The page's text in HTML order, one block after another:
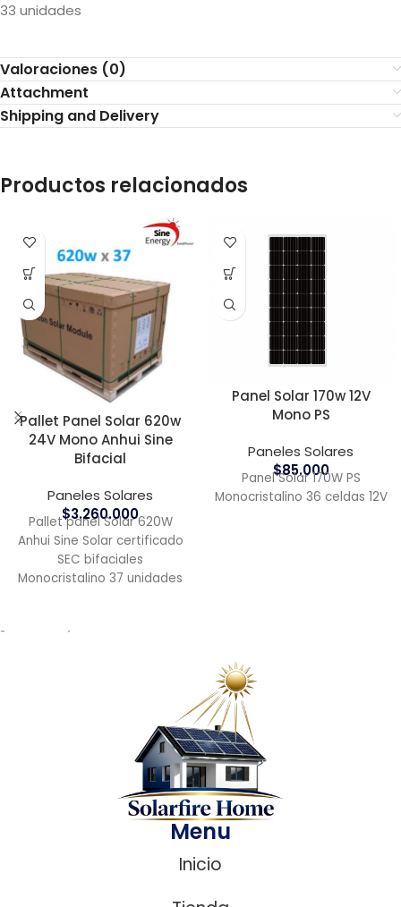
33 unidades
Valoraciones (0)
Attachment
Shipping and Delivery
Productos relacionados
Pallet Panel Solar 620w
24V Mono Anhui Sine
Bifacial
Paneles Solares
$3.260.000
Pallet panel Solar 620W
Anhui Sine Solar certificado
SEC bifaciales
Monocristalino 37 unidades
Panel Solar 170w 12V
Mono PS
Paneles Solares
$85.000
Panel Solar 170W PS
Monocristalino 36 celdas 12V
Menu
Inicio